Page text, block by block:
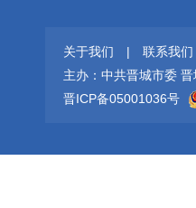
关于我们 | 联系我们
主办：中共晋城市委
晋ICP备05001036号